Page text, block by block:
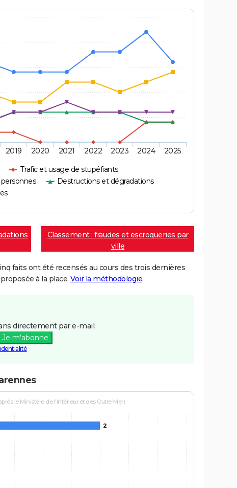
Trafic et usage de stupéfiants
Destructions et dégradations
2019 2020 2021 2022 2023 2024 2025
Classement : fraudes et escroqueries par
ville
faits ont été recensés au cours des trois dernières
à la place. Voir la méthodologie.
directement par e-mail.
Je m'abonne
le Ministère de l'Intérieur et des Outre-Mer)
2